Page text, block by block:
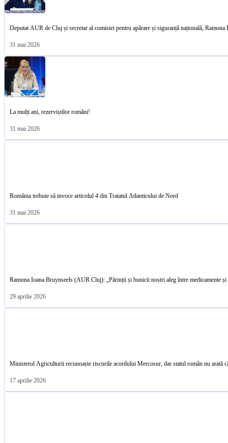
Deputat AUR de Cluj și secretar al comisiei pentru apărare și siguranță națională,
31 mai 2026
La mulți ani, rezerviștilor români!
31 mai 2026
România trebuie să invoce articolul 4 din Tratatul Atlanticului de Nord
31 mai 2026
Ramona Ioana Bruynseels (AUR Cluj): „Părinții și bunicii noștri aleg între medicamente
29 aprilie 2026
Ministerul Agriculturii recunoaște riscurile acordului Mercosur, dar statul român nu arată
17 aprilie 2026